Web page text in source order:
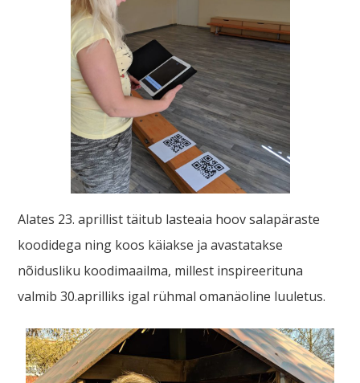
Alates 23. aprillist täitub lasteaia hoov salapäraste
koodidega ning koos käiakse ja avastatakse
nõidusliku koodimaailma, millest inspireerituna
valmib 30.aprilliks igal rühmal omanäoline luuletus.